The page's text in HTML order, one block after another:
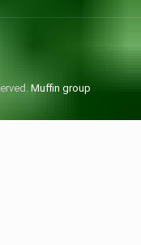
Muffin group